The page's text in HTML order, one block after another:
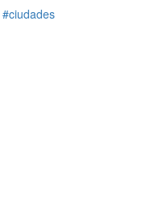
#ciudades